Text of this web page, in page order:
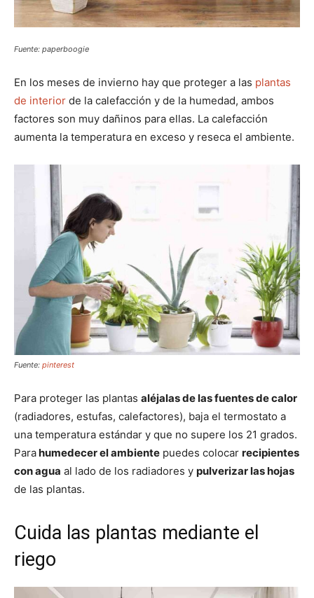
Fuente: paperboogie
En los meses de invierno hay que proteger a las plantas
de interior de la calefacción y de la humedad, ambos
factores son muy dañinos para ellas. La calefacción
aumenta la temperatura en exceso y reseca el ambiente.
Fuente: pinterest
Para proteger las plantas aléjalas de las fuentes de calor
(radiadores, estufas, calefactores), baja el termostato a
una temperatura estándar y que no supere los 21 grados.
Parahumedecer el ambiente puedes colocar recipientes
con agua al lado de los radiadores y pulverizar las hojas
de las plantas.
Cuida las plantas mediante el
riego